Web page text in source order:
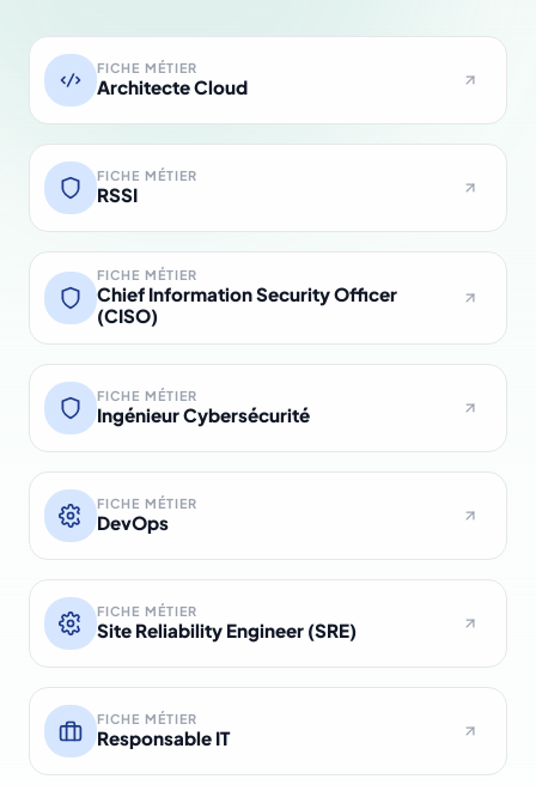
FICHE MÉTIER
Architecte Cloud
FICHE MÉTIER
RSSI
FICHE MÉTIER
Chief Information Security Officer
(CISO)
FICHE MÉTIER
Ingénieur Cybersécurité
FICHE MÉTIER
DevOps
FICHE MÉTIER
Site Reliability Engineer (SRE)
FICHE MÉTIER
Responsable IT